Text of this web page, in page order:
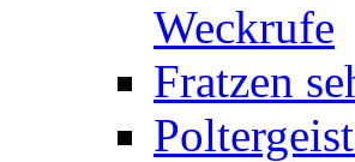
Weckrufe
Fratzen